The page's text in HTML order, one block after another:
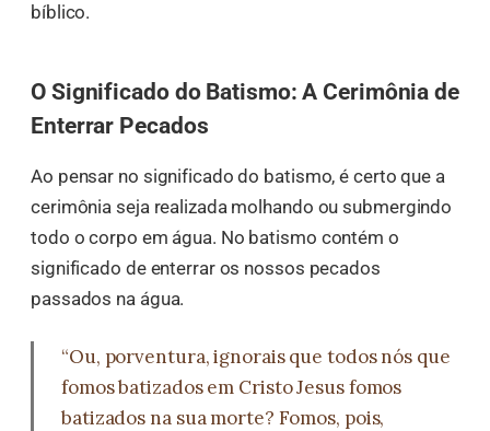
bíblico.
O Significado do Batismo: A Cerimônia de
Enterrar Pecados
Ao pensar no significado do batismo, é certo que a
cerimônia seja realizada molhando ou submergindo
todo o corpo em água. No batismo contém o
significado de enterrar os nossos pecados
passados na água.
“Ou, porventura, ignorais que todos nós que
fomos batizados em Cristo Jesus fomos
batizados na sua morte? Fomos, pois,